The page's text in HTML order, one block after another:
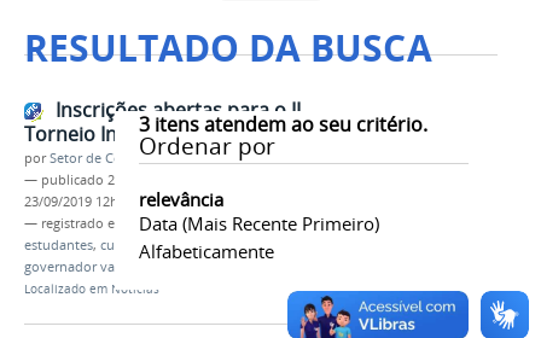
RESULTADO DA BUSCA
3itens atendem ao seu critério.
Ordenar por
relevância
Data (mais Recente Primeiro)
Alfabeticamente
Inscrições abertas para o II
Torneio Interclasses
porSetor de Comunicação
— publicado 23/09/2019
23/09/2019 12h51
— registrado em:
torneio ,interclasses,2019,
estudantes, cursos técnicos,
campus
governador valadares
Localizado em Notícias